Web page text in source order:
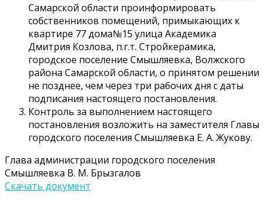
Самарской области проинформировать
собственников помещений, примыкающих к
квартире 77 дома№15 улица Академика
Дмитрия Козлова, п.г.т. Стройкерамика,
городское поселение Смышляевка, Волжского
района Самарской области, о принятом решении
не позднее, чем через три рабочих дня с даты
подписания настоящего постановления.
Контроль за выполнением настоящего
постановления возложить на заместителя Главы
городского поселения Смышляевка Е. А. Жукову.
Глава администрации городского поселения
Смышляевка В. М. Брызгалов
Скачать документ